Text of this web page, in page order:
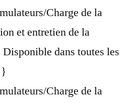
Charge de la
et entretien de la
Disponible dans toutes les
Charge de la